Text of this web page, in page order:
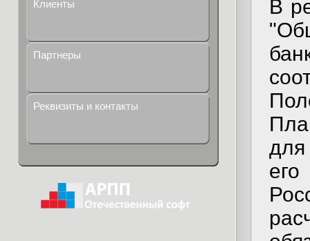
Клиенты
Партнеры
Реквизиты и контакты
В
для